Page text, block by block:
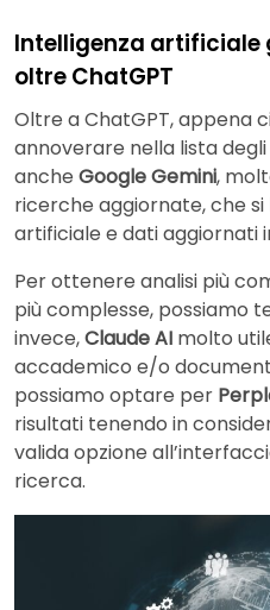
Intelligenza
oltre ChatGPT
Oltre a ChatGPT, appena
annoverare nella lista
anche Google Gemini,
ricerche aggiornate, che
artificiale e dati aggiornati
Per ottenere analisi più
più complesse, possiamo
invece,Claude AI molto
accademico e/o
possiamo optare per
risultati tenendo in
valida opzione
ricerca.